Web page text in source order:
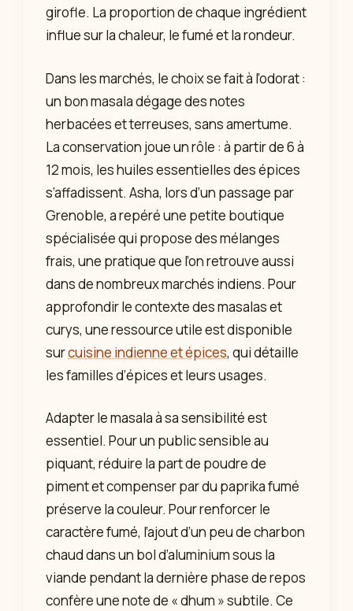
girofle. La proportion de chaque ingrédient
influe sur la chaleur, le fumé et la rondeur.
Dans les marchés, le choix se fait à l’odorat :
un bon masala dégage des notes
herbacées et terreuses, sans amertume.
La conservation joue un rôle : à partir de 6 à
12 mois, les huiles essentielles des épices
s’affadissent. Asha, lors d’un passage par
Grenoble, a repéré une petite boutique
spécialisée qui propose des mélanges
frais, une pratique que l’on retrouve aussi
dans de nombreux marchés indiens. Pour
approfondir le contexte des masalas et
curys, une ressource utile est disponible
surcuisine indienne et épices, qui détaille
les familles d’épices et leurs usages.
Adapter le masala à sa sensibilité est
essentiel. Pour un public sensible au
piquant, réduire la part de poudre de
piment et compenser par du paprika fumé
préserve la couleur. Pour renforcer le
caractère fumé, l’ajout d’un peu de charbon
chaud dans un bol d’aluminium sous la
viande pendant la dernière phase de repos
confère une note de « dhum » subtile. Ce